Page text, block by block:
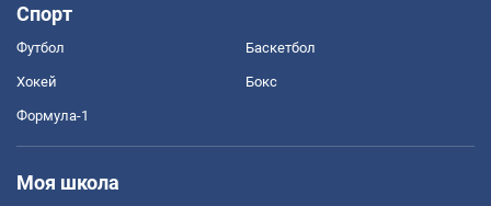
Спорт
Футбол Баскетбол
Хокей Бокс
Формула-1
Моя школа